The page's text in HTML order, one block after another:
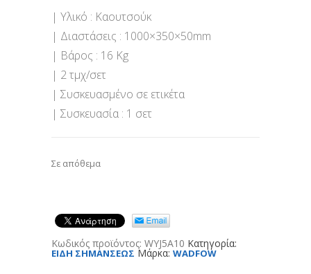
| Υλικό : Καουτσούκ
| Διαστάσεις : 1000×350×50mm
| Βάρος : 16 Kg
| 2 τμχ/σετ
| Συσκευασμένο σε ετικέτα
| Συσκευασία : 1 σετ
Σε απόθεμα
Κωδικός προϊόντος: WYJ5A10 Κατηγορία:
ΕΙΔΗ ΣΗΜΑΝΣΕΩΣ Μάρκα: WADFOW